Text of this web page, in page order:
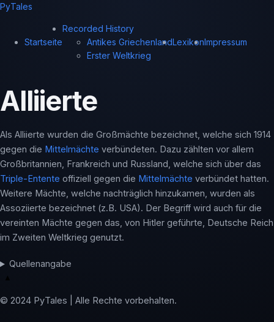
PyTales
Startseite
Recorded History
Antikes Griechenland
Erster Weltkrieg
LexikonImpressum
Alliierte
Als Alliierte wurden die Großmächte bezeichnet, welche sich 1914
gegen die Mittelmächte verbündeten. Dazu zählten vor allem
Großbritannien, Frankreich und Russland, welche sich über das
Triple-Entente offiziell gegen die Mittelmächte verbündet hatten.
Weitere Mächte, welche nachträglich hinzukamen, wurden als
Assoziierte bezeichnet (z.B. USA). Der Begriff wird auch für die
vereinten Mächte gegen das, von Hitler geführte, Deutsche Reich
im Zweiten Weltkrieg genutzt.
Quellenangabe
© 2024 PyTales | Alle Rechte vorbehalten.